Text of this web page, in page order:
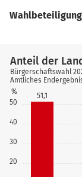
20
30
40
50
%
51,1
Anteil der
Bürgerschaftswahl
Amtliches